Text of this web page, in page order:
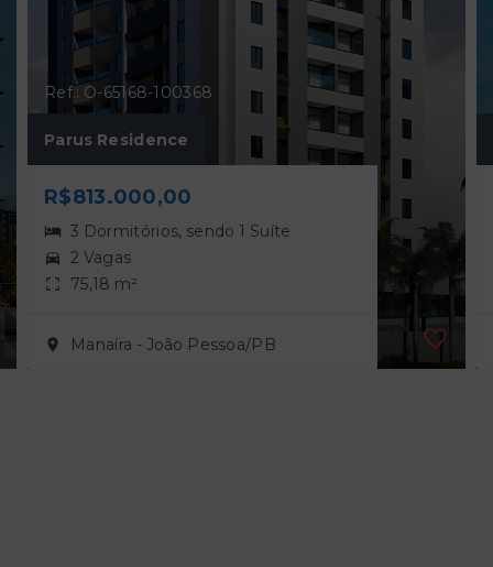
Ref.: O-65168-100368
Parus Residence
R$813.000,00
3 Dormitórios, sendo 1 Suíte
2 Vagas
75,18 m²
Manaíra - João Pessoa/PB